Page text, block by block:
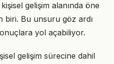
gelişim alanında öne
biri. Bu unsuru göz ardı
yol açabiliyor.
gelişim sürecine dahil